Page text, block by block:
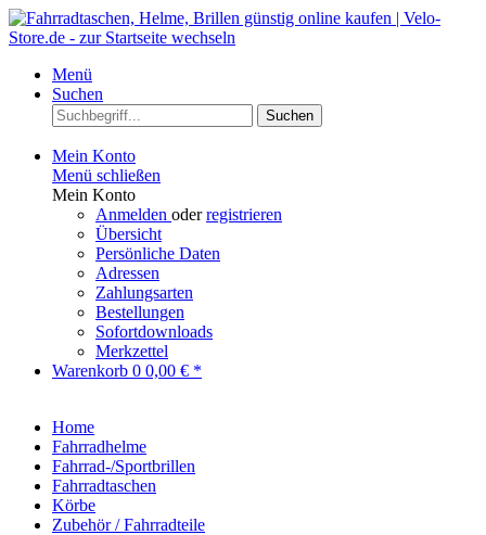
Menü
Suchen
Suchen
Mein Konto
Menü schließen
Mein Konto
Anmelden oderregistrieren
Übersicht
Persönliche Daten
Adressen
Zahlungsarten
Bestellungen
Sofortdownloads
Merkzettel
Warenkorb 0 0,00 € *
Home
Fahrradhelme
Fahrrad-/Sportbrillen
Fahrradtaschen
Körbe
Zubehör / Fahrradteile